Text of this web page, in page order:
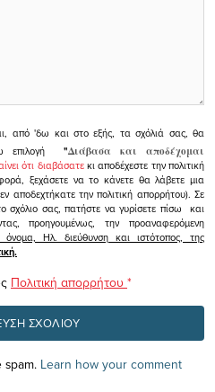
από 'δω και στο εξής, τα σχόλιά σας, θα
επιλογή
"Διάβασα και αποδέχομαι
ότι διαβάσατεκι αποδέχεστε την πολιτική
ξεχάσετε να το κάνετε θα λάβετε μια
αποδεχτήκατε την πολιτική απορρήτου). Σε
σχόλιο σας, πατήστε να γυρίσετε πίσω και
προηγουμένως, την προαναφερόμενη
Ηλ. διεύθυνση και ιστότοπος, της
Πολιτική απορρήτου *
Learn how your comment